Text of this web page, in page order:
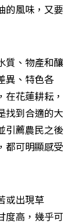
的風味，又要
質、物產和釀
異、特色各
花蓮耕耘，
找到合適的大
引薦農民之後
都可明顯感受
或出現草
度高，幾乎可